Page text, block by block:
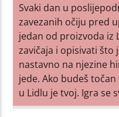
Svaki dan u
zavezanih očiju pred
jedan od proizvoda iz
zavičaja i opisivati što
nastavno na njezine
jede. Ako budeš
u Lidlu je tvoj. Igra se